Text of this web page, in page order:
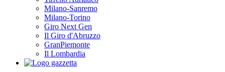
Milano-Sanremo
Milano-Torino
Giro Next Gen
Il Giro d'Abruzzo
GranPiemonte
Il Lombardia